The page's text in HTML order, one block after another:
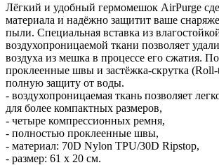
Лёгкий и удобный гермомешок AirPurge
материала и надёжно защитит ваше
пыли. Специальная вставка из
воздухопроницаемой ткани позволяет
воздуха из мешка в процессе его сжатия.
проклеенные швы и застёжка-скрутка
полную защиту от воды.
- воздухопроницаемая ткань позволяет
для более компактных размеров,
- четыре компрессионных ремня,
- полностью проклеенные швы,
- материал: 70D Nylon TPU/30D Ripstop,
- размер: 61 х 20 см.